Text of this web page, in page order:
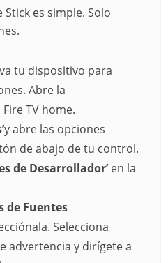
es simple. Solo
tu dispositivo para
Abre la
TV home.
y abre las opciones
de abajo de tu control.
de Desarrollador’en la
de Fuentes
Selecciona
advertencia y dirígete a